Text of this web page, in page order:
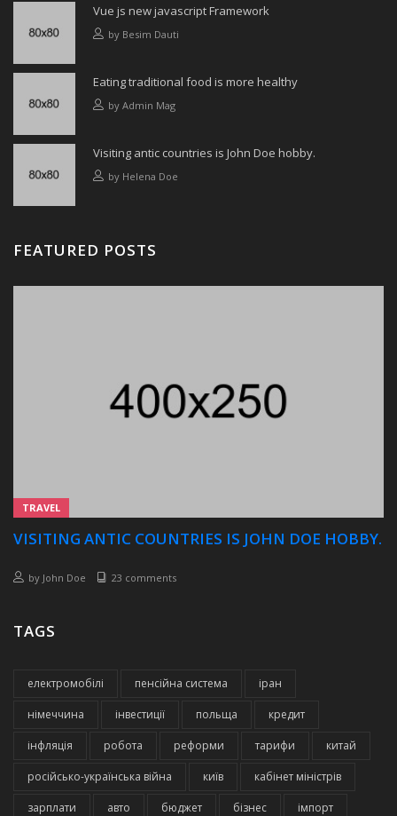
Vue js new javascript Framework
by Besim Dauti
Eating traditional food is more healthy
by Admin Mag
Visiting antic countries is John Doe hobby.
by Helena Doe
FEATURED POSTS
TRAVEL
VISITING ANTIC COUNTRIES IS JOHN DOE HOBBY.
by John Doe 23 comments
TAGS
електромобілі пенсійна система іран
німеччина інвестиції польща кредит
інфляція робота реформи тарифи китай
російсько-українська війна київ кабінет міністрів
зарплати авто бюджет бізнес імпорт